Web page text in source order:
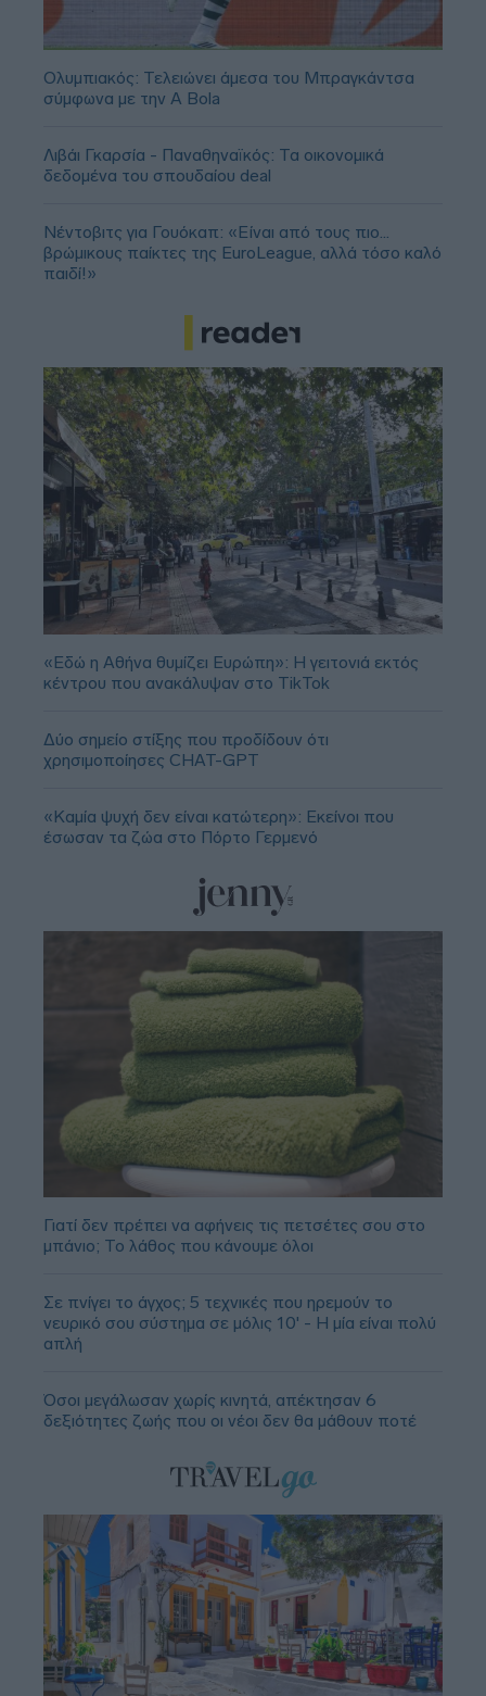
Ολυμπιακός: Τελειώνει άμεσα του Μπραγκάντσα
σύμφωνα με την A Bola
Λιβάι Γκαρσία - Παναθηναϊκός: Τα οικονομικά
δεδομένα του σπουδαίου deal
Νέντοβιτς για Γουόκαπ: «Είναι από τους πιο...
βρώμικους παίκτες της EuroLeague, αλλά τόσο καλό
παιδί!»
«Εδώ η Αθήνα θυμίζει Ευρώπη»: H γειτονιά εκτός
κέντρου που ανακάλυψαν στο TikTok
Δύο σημείο στίξης που προδίδουν ότι
χρησιμοποίησες CHAT-GPT
«Καμία ψυχή δεν είναι κατώτερη»: Εκείνοι που
έσωσαν τα ζώα στο Πόρτο Γερμενό
Γιατί δεν πρέπει να αφήνεις τις πετσέτες σου στο
μπάνιο; Το λάθος που κάνουμε όλοι
Σε πνίγει το άγχος; 5 τεχνικές που ηρεμούν το
νευρικό σου σύστημα σε μόλις 10' - Η μία είναι πολύ
απλή
Όσοι μεγάλωσαν χωρίς κινητά, απέκτησαν 6
δεξιότητες ζωής που οι νέοι δεν θα μάθουν ποτέ